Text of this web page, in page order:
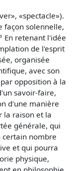
«spectacle»).
façon solennelle,
En retenant l'idée
de l'esprit
organisée
avec son
opposition à la
savoir-faire,
d'une manière
la raison et la
générale, qui
certain nombre
et qui pourra
physique,